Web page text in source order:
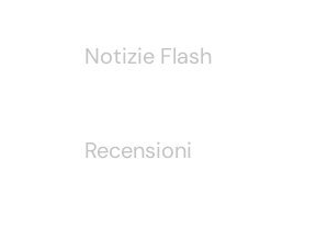
Notizie Flash
Recensioni